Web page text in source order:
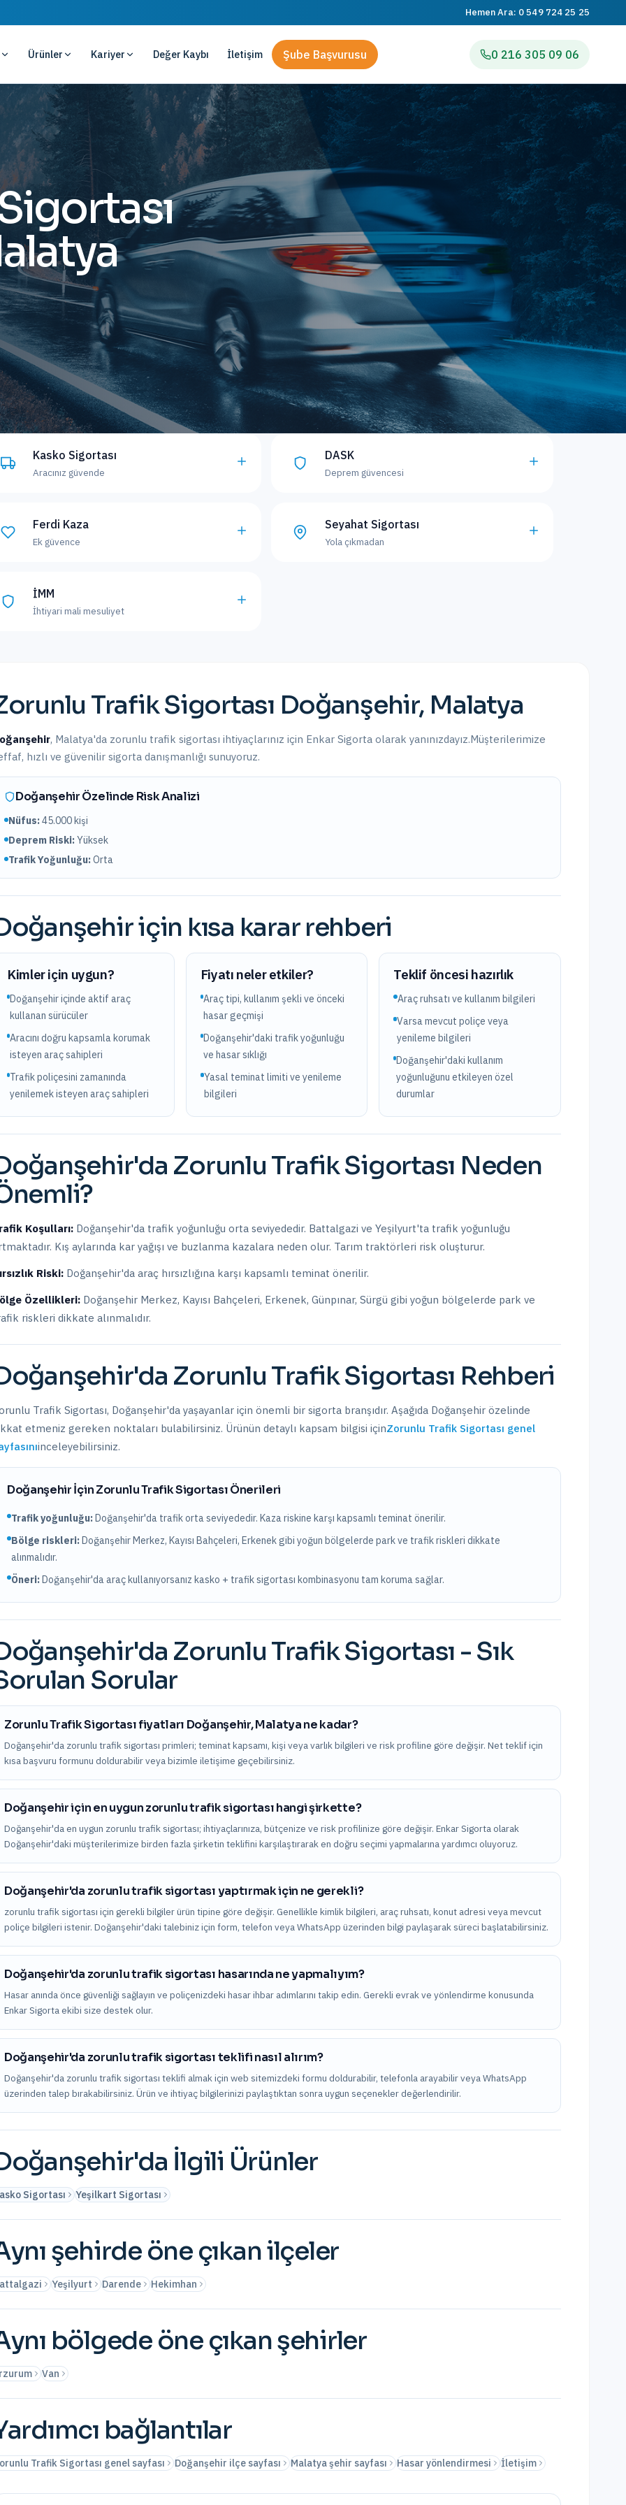
Hemen Ara: 0 549 724 25 25
Ürünler Kariyer Değer Kaybı İletişim Şube Başvurusu 0 216 305 09 06
Kasko Sigortası
Aracınız güvende
DASK
Deprem güvencesi
Ferdi Kaza
Ek güvence
Seyahat Sigortası
Yola çıkmadan
İMM
İhtiyari mali mesuliyet
Trafik Sigortası Doğanşehir, Malatya
, Malatya'da zorunlu trafik sigortası ihtiyaçlarınız için Enkar Sigorta olarak yanınızdayız.Müşterilerimize
hızlı ve güvenilir sigorta danışmanlığı sunuyoruz.
DoğanşehirÖzelinde Risk Analizi
Nüfus:45.000kişi
Deprem Riski:Yüksek
Trafik Yoğunluğu:Orta
için kısa karar rehberi
Kimler için uygun?
Doğanşehir içinde aktif araç
kullanan sürücüler
Aracını doğru kapsamla korumak
isteyen araç sahipleri
Trafik poliçesini zamanında
yenilemek isteyen araç sahipleri
Fiyatı neler etkiler?
Araç tipi, kullanım şekli ve önceki
hasar geçmişi
Doğanşehir'daki trafik yoğunluğu
ve hasar sıklığı
Yasal teminat limiti ve yenileme
bilgileri
Teklif öncesi hazırlık
Araç ruhsatı ve kullanım bilgileri
Varsa mevcut poliçe veya
yenileme bilgileri
Doğanşehir'daki kullanım
yoğunluğunu etkileyen özel
durumlar
'da Zorunlu Trafik Sigortası Neden
Koşulları: Doğanşehir'da trafik yoğunluğu orta seviyededir. Battalgazi ve Yeşilyurt'ta trafik yoğunluğu
Kış aylarında kar yağışı ve buzlanma kazalara neden olur. Tarım traktörleri risk oluşturur.
Riski: Doğanşehir'da araç hırsızlığına karşı kapsamlı teminat önerilir.
Özellikleri: Doğanşehir Merkez, Kayısı Bahçeleri, Erkenek, Günpınar, Sürgü gibi yoğun bölgelerde park ve
riskleri dikkate alınmalıdır.
'da Zorunlu Trafik Sigortası Rehberi
Trafik Sigortası, Doğanşehir'da yaşayanlar için önemli bir sigorta branşıdır. Aşağıda Doğanşehir özelinde
etmeniz gereken noktaları bulabilirsiniz. Ürünün detaylı kapsam bilgisi içinZorunlu Trafik Sigortası genel
inceleyebilirsiniz.
DoğanşehirİçinZorunlu Trafik SigortasıÖnerileri
Trafik yoğunluğu:Doğanşehir'da trafikortaseviyededir. Kaza riskine karşı kapsamlı teminat önerilir.
Bölge riskleri:Doğanşehir Merkez, Kayısı Bahçeleri, Erkenekgibi yoğun bölgelerde park ve trafik riskleri dikkate
alınmalıdır.
Öneri:Doğanşehir'da araç kullanıyorsanız kasko + trafik sigortası kombinasyonu tam koruma sağlar.
'da Zorunlu Trafik Sigortası - Sık
Sorular
Zorunlu Trafik Sigortası fiyatları Doğanşehir, Malatya ne kadar?
Doğanşehir'da zorunlu trafik sigortası primleri; teminat kapsamı, kişi veya varlık bilgileri ve risk profiline göre değişir. Net teklif için
kısa başvuru formunu doldurabilir veya bizimle iletişime geçebilirsiniz.
Doğanşehir için en uygun zorunlu trafik sigortası hangi şirkette?
Doğanşehir'da en uygun zorunlu trafik sigortası; ihtiyaçlarınıza, bütçenize ve risk profilinize göre değişir. Enkar Sigorta olarak
Doğanşehir'daki müşterilerimize birden fazla şirketin teklifini karşılaştırarak en doğru seçimi yapmalarına yardımcı oluyoruz.
Doğanşehir'da zorunlu trafik sigortası yaptırmak için ne gerekli?
zorunlu trafik sigortası için gerekli bilgiler ürün tipine göre değişir. Genellikle kimlik bilgileri, araç ruhsatı, konut adresi veya mevcut
poliçe bilgileri istenir. Doğanşehir'daki talebiniz için form, telefon veya WhatsApp üzerinden bilgi paylaşarak süreci başlatabilirsiniz.
Doğanşehir'da zorunlu trafik sigortası hasarında ne yapmalıyım?
Hasar anında önce güvenliği sağlayın ve poliçenizdeki hasar ihbar adımlarını takip edin. Gerekli evrak ve yönlendirme konusunda
Enkar Sigorta ekibi size destek olur.
Doğanşehir'da zorunlu trafik sigortası teklifi nasıl alırım?
Doğanşehir'da zorunlu trafik sigortası teklifi almak için web sitemizdeki formu doldurabilir, telefonla arayabilir veya WhatsApp
üzerinden talep bırakabilirsiniz. Ürün ve ihtiyaç bilgilerinizi paylaştıktan sonra uygun seçenekler değerlendirilir.
'da İlgili Ürünler
Sigortası Yeşilkart Sigortası
şehirde öne çıkan ilçeler
Yeşilyurt Darende Hekimhan
bölgede öne çıkan şehirler
Van
bağlantılar
Trafik Sigortası genel sayfası Doğanşehir ilçe sayfası Malatya şehir sayfası Hasar yönlendirmesi İletişim